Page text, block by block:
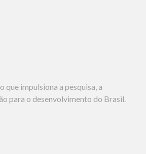
que impulsiona a pesquisa, a
para o desenvolvimento do Brasil.